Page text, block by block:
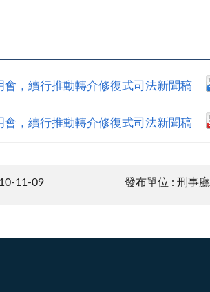
，續行推動轉介修復式司法新聞稿
，續行推動轉介修復式司法新聞稿
11-09 發布單位 : 刑事廳